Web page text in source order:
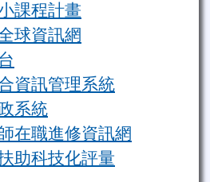
課程計畫
球資訊網
資訊管理系統
系統
在職進修資訊網
助科技化評量